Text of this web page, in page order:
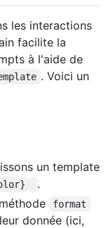
les interactions
facilite la
à l'aide de
. Voici un
un template
.
format
donnée (ici,